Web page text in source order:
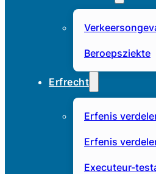
Beroepsziekte
Erfrecht
Erfenis
Erfenis
Executeur-